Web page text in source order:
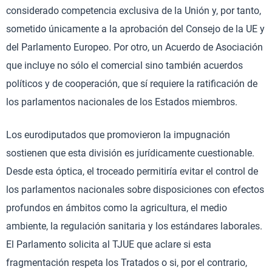
considerado competencia exclusiva de la Unión y, por tanto,
sometido únicamente a la aprobación del Consejo de la UE y
del Parlamento Europeo. Por otro, un Acuerdo de Asociación
que incluye no sólo el comercial sino también acuerdos
políticos y de cooperación, que sí requiere la ratificación de
los parlamentos nacionales de los Estados miembros.
Los eurodiputados que promovieron la impugnación
sostienen que esta división es jurídicamente cuestionable.
Desde esta óptica, el troceado permitiría evitar el control de
los parlamentos nacionales sobre disposiciones con efectos
profundos en ámbitos como la agricultura, el medio
ambiente, la regulación sanitaria y los estándares laborales.
El Parlamento solicita al TJUE que aclare si esta
fragmentación respeta los Tratados o si, por el contrario,